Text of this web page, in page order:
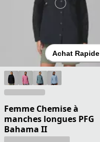
Achat Rapide
Femme Chemise à
manches longues PFG
Bahama II